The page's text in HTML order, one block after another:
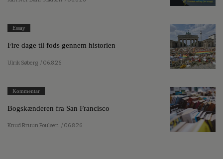
Essay
Fire dage til fods gennem historien
Ulrik Søberg / 06.8.26
Kommentar
Bogskænderen fra San Francisco
Knud Bruun Poulsen / 06.8.26